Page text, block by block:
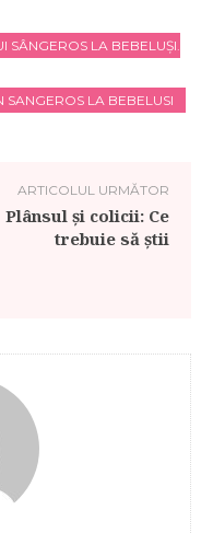
SÂNGEROS LA BEBELUȘI.
SANGEROS LA BEBELUSI
ARTICOLUL URMĂTOR
Plânsul și colicii: Ce
trebuie să știi